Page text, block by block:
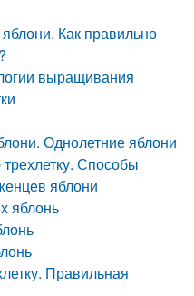
Как правильно
выращивания
Однолетние яблони
Способы
яблони
яблонь
Правильная